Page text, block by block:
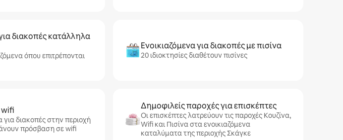
διακοπές κατάλληλα
όπου επιτρέπονται
Ενοικιαζόμενα για διακοπές με πισίνα
20 ιδιοκτησίες διαθέτουν πισίνες
wifi
για διακοπές στην περιοχή
πρόσβαση σε wifi
Δημοφιλείς παροχές για επισκέπτες
Οι επισκέπτες λατρεύουν τις παροχές Κουζίνα,
Wifi και Πισίνα στα ενοικιαζόμενα
καταλύματα της περιοχής Σκάγκε